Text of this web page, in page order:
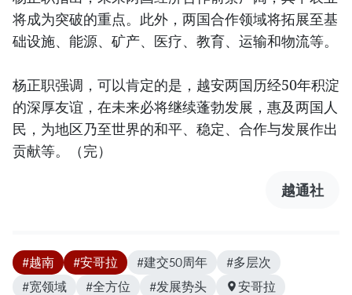
将成为突破的重点。此外，两国合作领域将拓展至基
础设施、能源、矿产、医疗、教育、运输和物流等。
杨正职强调，可以肯定的是，越安两国历经50年积淀
的深厚友谊，在未来必将继续蓬勃发展，惠及两国人
民，为地区乃至世界的和平、稳定、合作与发展作出
贡献等。（完）
越通社
#越南 #安哥拉 #建交50周年
#多层次
#宽领域
#全方位 #发展势头
安哥拉